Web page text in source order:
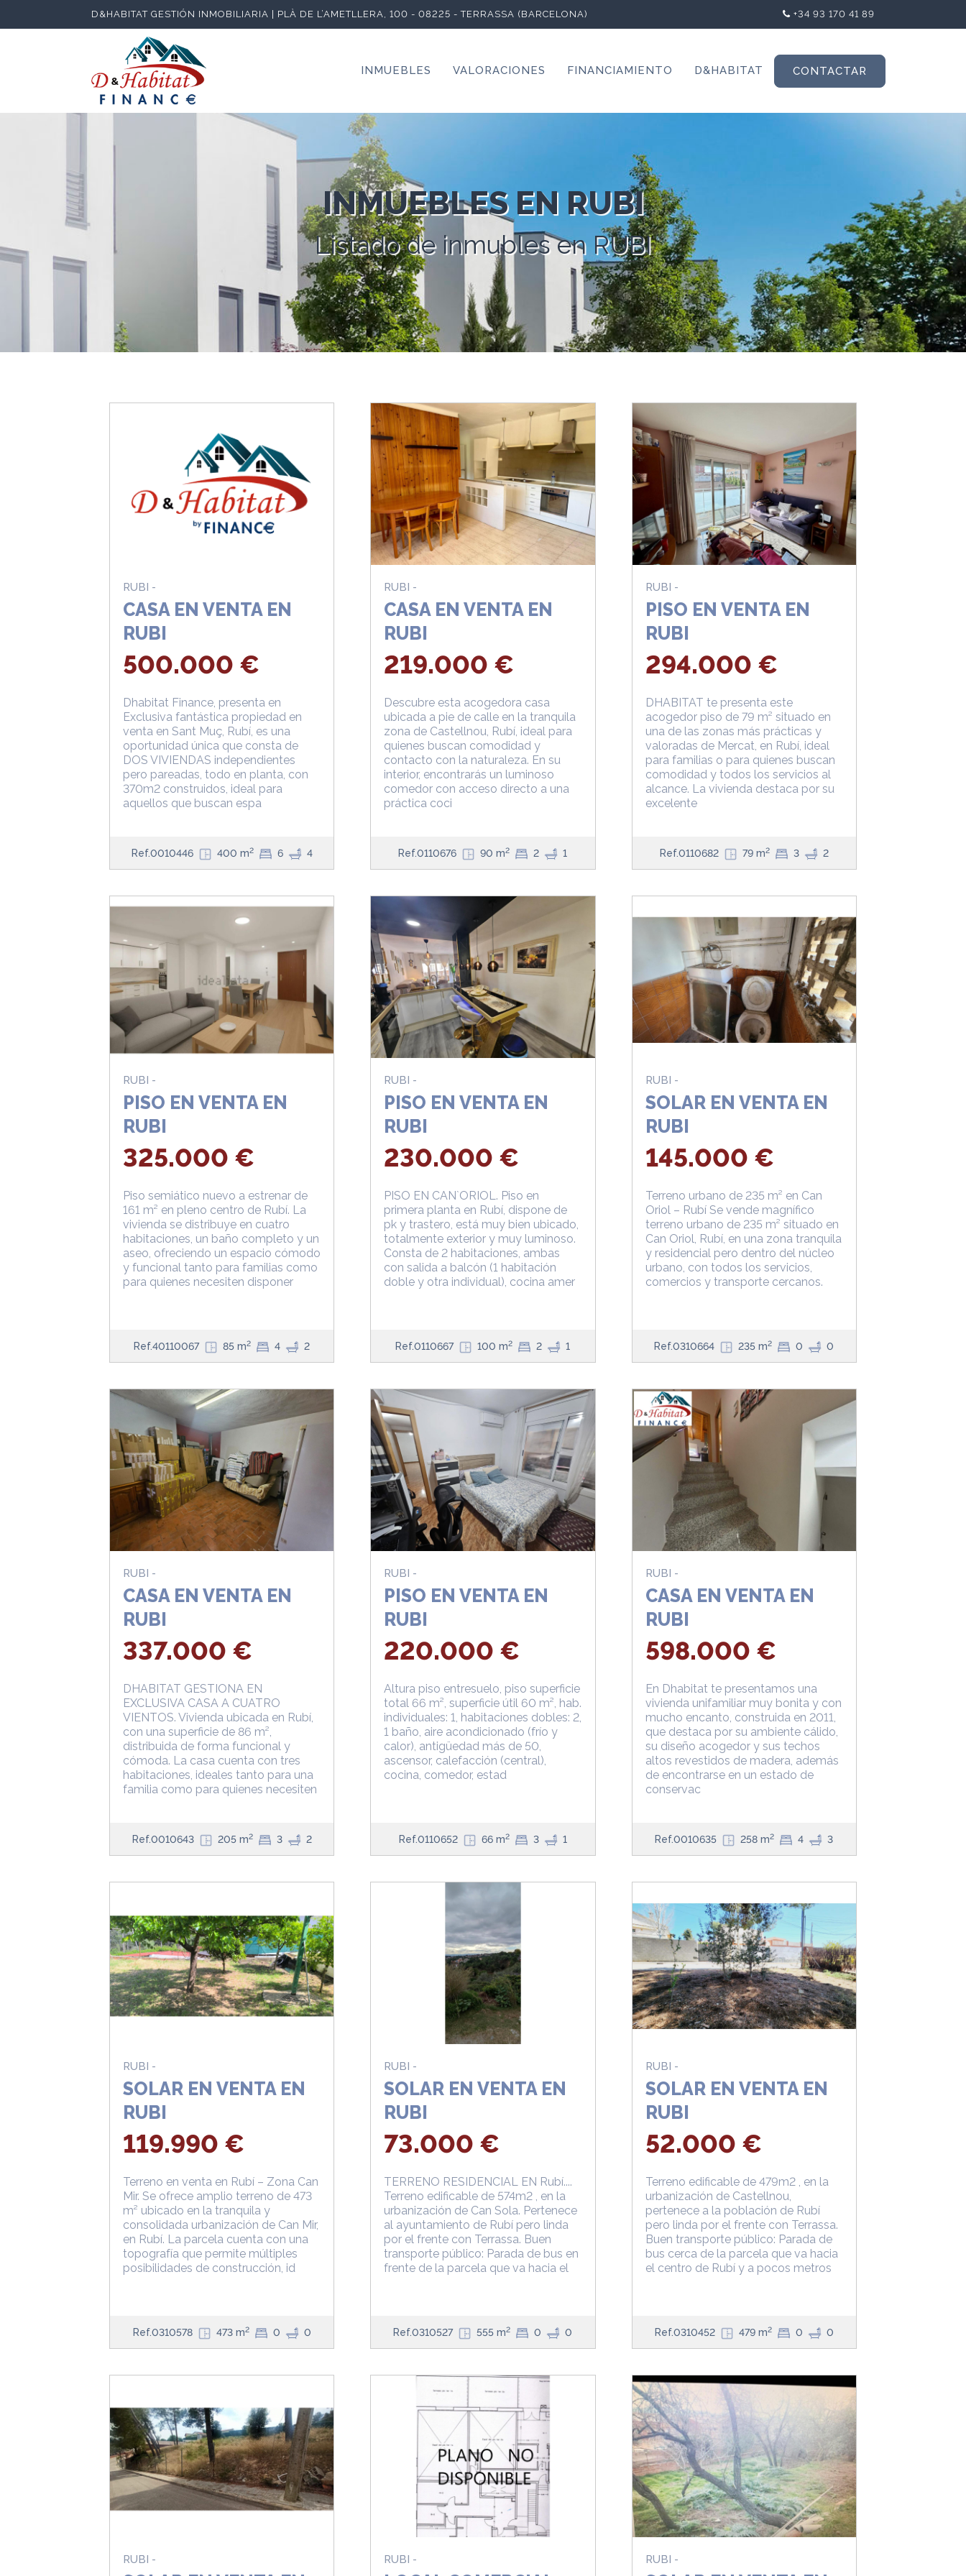
D&HABITAT GESTIÓN INMOBILIARIA | PLÀ DE L’AMETLLERA, 100 - 08225 - TERRASSA (BARCELONA) +34 93 170 41 89
INMUEBLES VALORACIONES FINANCIAMIENTO D&HABITAT CONTACTAR
INMUEBLES EN RUBI
Listado de inmubles en RUBI
RUBI -
CASA EN VENTA EN
RUBI
500.000 €
Dhabitat Finance, presenta en
Exclusiva fantástica propiedad en
venta en Sant Muç, Rubí, es una
oportunidad única que consta de
DOS VIVIENDAS independientes
pero pareadas, todo en planta, con
370m2 construidos, ideal para
aquellos que buscan espa
Ref.0010446 400 m2 6 4
RUBI -
CASA EN VENTA EN
RUBI
219.000 €
Descubre esta acogedora casa
ubicada a pie de calle en la tranquila
zona de Castellnou, Rubí, ideal para
quienes buscan comodidad y
contacto con la naturaleza. En su
interior, encontrarás un luminoso
comedor con acceso directo a una
práctica coci
Ref.0110676 90 m2 2 1
RUBI -
PISO EN VENTA EN
RUBI
294.000 €
DHABITAT te presenta este
acogedor piso de 79 m² situado en
una de las zonas más prácticas y
valoradas de Mercat, en Rubí, ideal
para familias o para quienes buscan
comodidad y todos los servicios al
alcance. La vivienda destaca por su
excelente
Ref.0110682 79 m2 3 2
RUBI -
PISO EN VENTA EN
RUBI
325.000 €
Piso semiático nuevo a estrenar de
161 m² en pleno centro de Rubí. La
vivienda se distribuye en cuatro
habitaciones, un baño completo y un
aseo, ofreciendo un espacio cómodo
y funcional tanto para familias como
para quienes necesiten disponer
Ref.40110067 85 m2 4 2
RUBI -
PISO EN VENTA EN
RUBI
230.000 €
PISO EN CAN`ORIOL. Piso en
primera planta en Rubí, dispone de
pk y trastero, está muy bien ubicado,
totalmente exterior y muy luminoso.
Consta de 2 habitaciones, ambas
con salida a balcón (1 habitación
doble y otra individual), cocina amer
Ref.0110667 100 m2 2 1
RUBI -
SOLAR EN VENTA EN
RUBI
145.000 €
Terreno urbano de 235 m² en Can
Oriol – Rubí Se vende magnífico
terreno urbano de 235 m² situado en
Can Oriol, Rubí, en una zona tranquila
y residencial pero dentro del núcleo
urbano, con todos los servicios,
comercios y transporte cercanos.
Ref.0310664 235 m2 0 0
RUBI -
CASA EN VENTA EN
RUBI
337.000 €
DHABITAT GESTIONA EN
EXCLUSIVA CASA A CUATRO
VIENTOS. Vivienda ubicada en Rubí,
con una superficie de 86 m²,
distribuida de forma funcional y
cómoda. La casa cuenta con tres
habitaciones, ideales tanto para una
familia como para quienes necesiten
Ref.0010643 205 m2 3 2
RUBI -
PISO EN VENTA EN
RUBI
220.000 €
Altura piso entresuelo, piso superficie
total 66 m², superficie útil 60 m², hab.
individuales: 1, habitaciones dobles: 2,
1 baño, aire acondicionado (frío y
calor), antigüedad más de 50,
ascensor, calefacción (central),
cocina, comedor, estad
Ref.0110652 66 m2 3 1
RUBI -
CASA EN VENTA EN
RUBI
598.000 €
En Dhabitat te presentamos una
vivienda unifamiliar muy bonita y con
mucho encanto, construida en 2011,
que destaca por su ambiente cálido,
su diseño acogedor y sus techos
altos revestidos de madera, además
de encontrarse en un estado de
conservac
Ref.0010635 258 m2 4 3
RUBI -
SOLAR EN VENTA EN
RUBI
119.990 €
Terreno en venta en Rubí – Zona Can
Mir. Se ofrece amplio terreno de 473
m² ubicado en la tranquila y
consolidada urbanización de Can Mir,
en Rubí. La parcela cuenta con una
topografía que permite múltiples
posibilidades de construcción, id
Ref.0310578 473 m2 0 0
RUBI -
SOLAR EN VENTA EN
RUBI
73.000 €
TERRENO RESIDENCIAL EN Rubí....
Terreno edificable de 574m2 , en la
urbanización de Can Sola. Pertenece
al ayuntamiento de Rubí pero linda
por el frente con Terrassa. Buen
transporte público: Parada de bus en
frente de la parcela que va hacia el
Ref.0310527 555 m2 0 0
RUBI -
SOLAR EN VENTA EN
RUBI
52.000 €
Terreno edificable de 479m2 , en la
urbanización de Castellnou,
pertenece a la población de Rubí
pero linda por el frente con Terrassa.
Buen transporte público: Parada de
bus cerca de la parcela que va hacia
el centro de Rubí y a pocos metros
Ref.0310452 479 m2 0 0
RUBI - RUBI - RUBI -